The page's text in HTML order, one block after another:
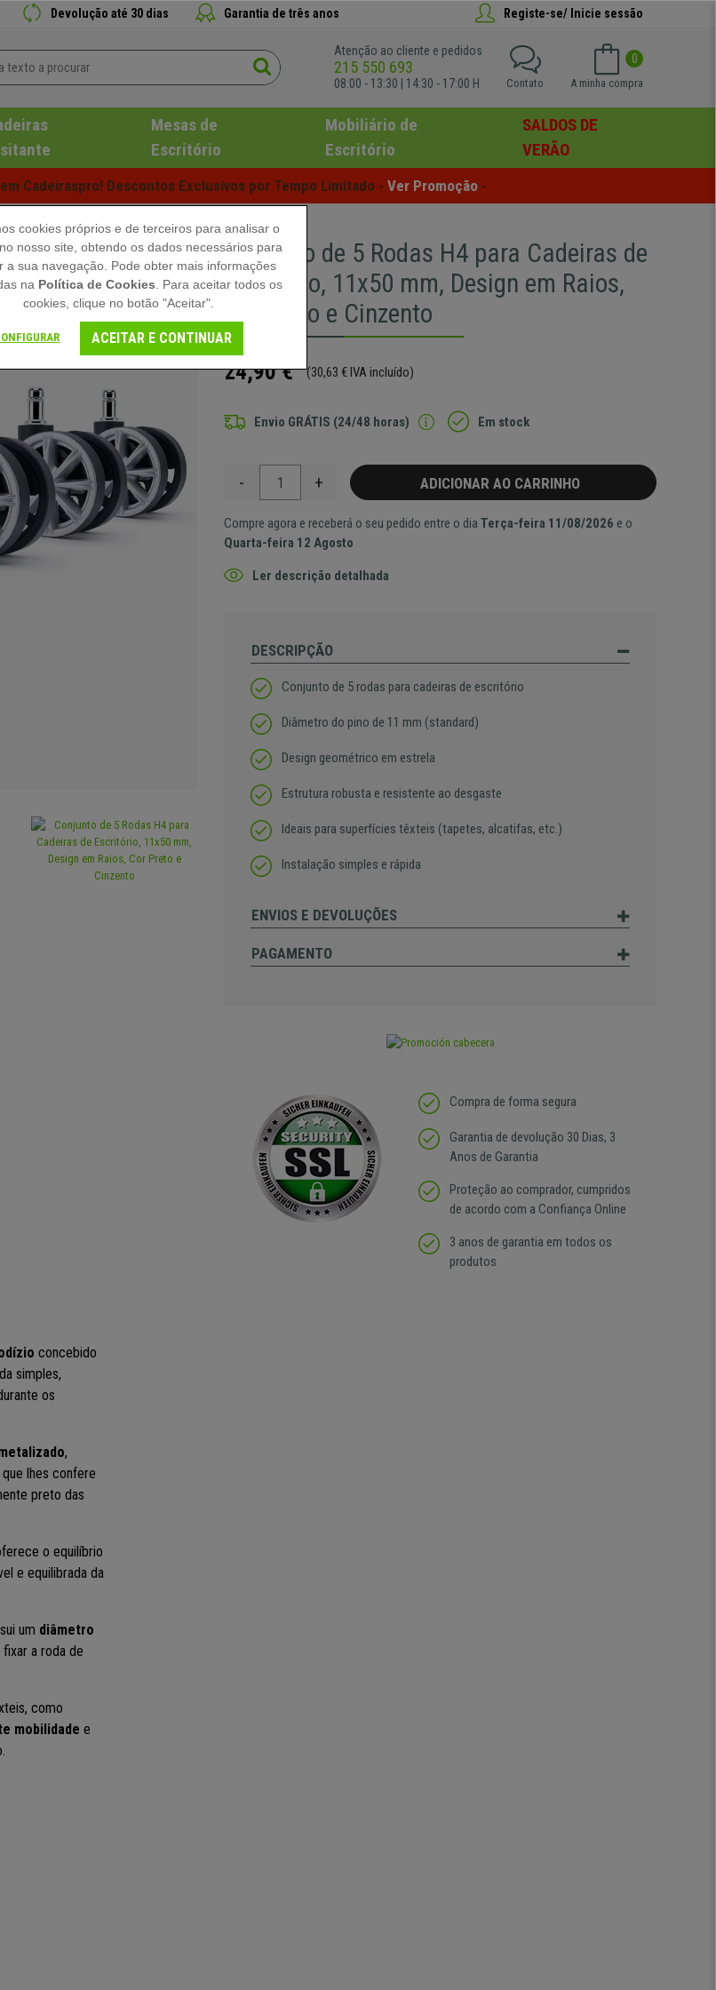
Devolução até 30 dias Garantia de três anos Registe-se/ Inicie sessão
Atenção ao cliente e pedidos
215 550 693
08:00 - 13:30 | 14:30 - 17:00 H
0
A minha compra
Contato
Mesas de
Escritório
Mobiliário de
Escritório
SALDOS DE
VERÃO
Cadeiraspro! Descontos Exclusivos por Tempo Limitado - Ver Promoção -
Conjunto de 5 Rodas H4 para Cadeiras de
Escritório, 11x50 mm, Design em Raios,
Cor Preto e Cinzento
24,90 € (30,63 € IVA incluído)
Envio GRÁTIS (24/48 horas) Em stock
- + ADICIONAR AO CARRINHO
Compre agora e receberá o seu pedido entre o diaTerça-feira 11/08/2026 e o
Quarta-feira 12 Agosto
Ler descrição detalhada
DESCRIPÇÃO
Conjunto de 5 rodas para cadeiras de escritório
Diâmetro do pino de 11 mm (standard)
Design geométrico em estrela
Estrutura robusta e resistente ao desgaste
Ideais para superfícies têxteis (tapetes, alcatifas, etc.)
Instalação simples e rápida
ENVIOS E DEVOLUÇÕES
PAGAMENTO
Compra de forma segura
Garantia de devolução 30 Dias, 3
Anos de Garantia
Proteção ao comprador, cumpridos
de acordo com a Confiança Online
3 anos de garantia em todos os
produtos
concebido
simples,
os
,
que lhes confere
preto das
o equilíbrio
e equilibrada da
um diâmetro
a roda de
como
mobilidade e
cookies próprios e de terceiros para analisar o
nosso site, obtendo os dados necessários para
a sua navegação. Pode obter mais informações
na Política de Cookies . Para aceitar todos os
cookies, clique no botão "Aceitar".
ACEITAR E CONTINUAR